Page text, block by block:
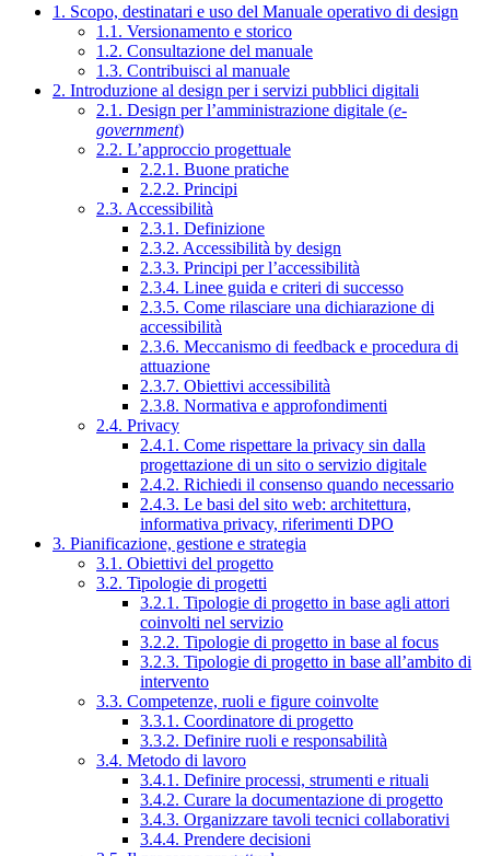
1. Scopo, destinatari e uso del Manuale operativo di design
1.1. Versionamento e storico
1.2. Consultazione del manuale
1.3. Contribuisci al manuale
2. Introduzione al design per i servizi pubblici digitali
2.1. Design per l’amministrazione digitale (e-
government)
2.2. L’approccio progettuale
2.2.1. Buone pratiche
2.2.2. Principi
2.3. Accessibilità
2.3.1. Definizione
2.3.2. Accessibilità by design
2.3.3. Principi per l’accessibilità
2.3.4. Linee guida e criteri di successo
2.3.5. Come rilasciare una dichiarazione di
accessibilità
2.3.6. Meccanismo di feedback e procedura di
attuazione
2.3.7. Obiettivi accessibilità
2.3.8. Normativa e approfondimenti
2.4. Privacy
2.4.1. Come rispettare la privacy sin dalla
progettazione di un sito o servizio digitale
2.4.2. Richiedi il consenso quando necessario
2.4.3. Le basi del sito web: architettura,
informativa privacy, riferimenti DPO
3. Pianificazione, gestione e strategia
3.1. Obiettivi del progetto
3.2. Tipologie di progetti
3.2.1. Tipologie di progetto in base agli attori
coinvolti nel servizio
3.2.2. Tipologie di progetto in base al focus
3.2.3. Tipologie di progetto in base all’ambito di
intervento
3.3. Competenze, ruoli e figure coinvolte
3.3.1. Coordinatore di progetto
3.3.2. Definire ruoli e responsabilità
3.4. Metodo di lavoro
3.4.1. Definire processi, strumenti e rituali
3.4.2. Curare la documentazione di progetto
3.4.3. Organizzare tavoli tecnici collaborativi
3.4.4. Prendere decisioni